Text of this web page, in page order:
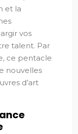
et la
vos
talent. Par
ce pentacle
nouvelles
d’art